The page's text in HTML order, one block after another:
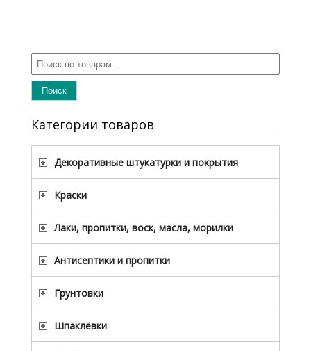
Поиск
Категории товаров
Декоративные штукатурки и покрытия
Краски
Лаки, пропитки, воск, масла, морилки
Антисептики и пропитки
Грунтовки
Шпаклёвки